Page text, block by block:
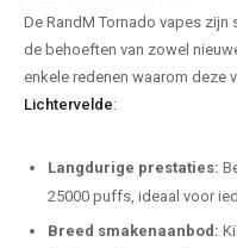
De RandM Tornado vapes
de behoeften van zowel
enkele redenen waarom deze
Lichtervelde:
Langdurige prestaties:
25000 puffs, ideaal voor
Breed smakenaanbod: